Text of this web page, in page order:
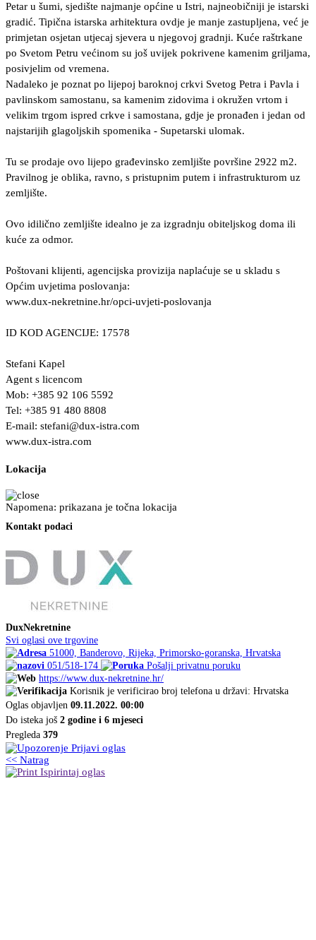
Petar u šumi, sjedište najmanje općine u Istri, najneobičniji je istarski
gradić. Tipična istarska arhitektura ovdje je manje zastupljena, već je
primjetan osjetan utjecaj sjevera u njegovoj gradnji. Kuće raštrkane
po Svetom Petru većinom su još uvijek pokrivene kamenim griljama,
posivjelim od vremena.
Nadaleko je poznat po lijepoj baroknoj crkvi Svetog Petra i Pavla i
pavlinskom samostanu, sa kamenim zidovima i okružen vrtom i
velikim trgom ispred crkve i samostana, gdje je pronađen i jedan od
najstarijih glagoljskih spomenika - Supetarski ulomak.
Tu se prodaje ovo lijepo građevinsko zemljište površine 2922 m2.
Pravilnog je oblika, ravno, s pristupnim putem i infrastrukturom uz
zemljište.
Ovo idilično zemljište idealno je za izgradnju obiteljskog doma ili
kuće za odmor.
Poštovani klijenti, agencijska provizija naplaćuje se u skladu s
Općim uvjetima poslovanja:
www.dux-nekretnine.hr/opci-uvjeti-poslovanja
ID KOD AGENCIJE: 17578
Stefani Kapel
Agent s licencom
Mob: +385 92 106 5592
Tel: +385 91 480 8808
E-mail: stefani@dux-istra.com
www.dux-istra.com
Lokacija
Napomena: prikazana je točna lokacija
Kontakt podaci
DuxNekretnine
Svi oglasi ove trgovine
51000, Banderovo, Rijeka, Primorsko-goranska, Hrvatska
051/518-174
Pošalji privatnu poruku
https://www.dux-nekretnine.hr/
Korisnik je verificirao broj telefona u državi: Hrvatska
Oglas objavljen 09.11.2022. 00:00
Do isteka još 2 godine i 6 mjeseci
Pregleda 379
Prijavi oglas
<< Natrag
Ispirintaj oglas